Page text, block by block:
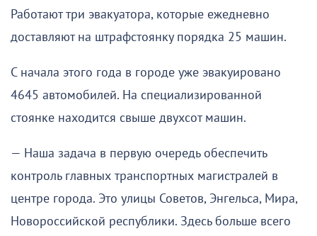
Работают три эвакуатора, которые ежедневно
доставляют на штрафстоянку порядка 25 машин.
С начала этого года в городе уже эвакуировано
4645 автомобилей. На специализированной
стоянке находится свыше двухсот машин.
— Наша задача в первую очередь обеспечить
контроль главных транспортных магистралей в
центре города. Это улицы Советов, Энгельса, Мира,
Новороссийской республики. Здесь больше всего